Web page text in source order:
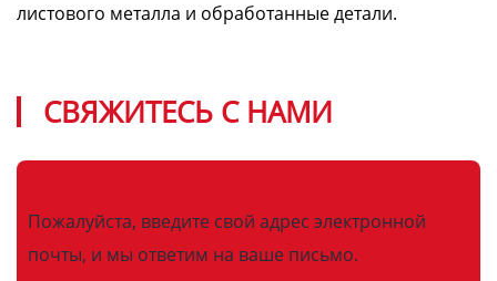
листового металла и обработанные детали.
СВЯЖИТЕСЬ С НАМИ
Пожалуйста, введите свой адрес электронной
почты, и мы ответим на ваше письмо.